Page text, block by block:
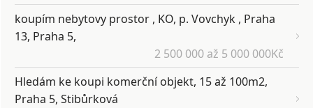
koupím nebytovy prostor , KO, p. Vovchyk , Praha
13, Praha 5,
2 500 000 až 5 000 000Kč
Hledám ke koupi komerční objekt, 15 až 100m2,
Praha 5, Stibůrková